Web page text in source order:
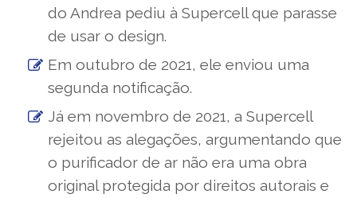
do Andrea pediu à Supercell que parasse
de usar o design.
Em outubro de 2021, ele enviou uma
segunda notificação.
Já em novembro de 2021, a Supercell
rejeitou as alegações, argumentando que
o purificador de ar não era uma obra
original protegida por direitos autorais e